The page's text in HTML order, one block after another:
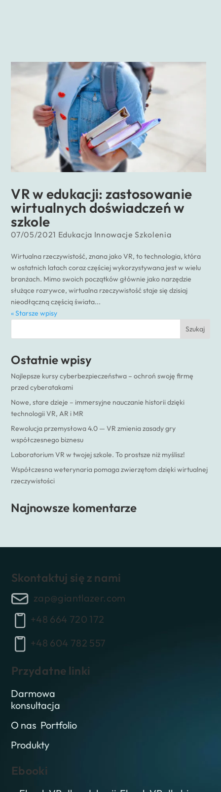
VR w edukacji: zastosowanie
wirtualnych doświadczeń w
szkole
07/05/2021 Edukacja Innowacje Szkolenia
Wirtualna rzeczywistość, znana jako VR, to technologia, która
w ostatnich latach coraz częściej wykorzystywana jest w wielu
branżach. Mimo swoich początków głównie jako narzędzie
służące rozrywce, wirtualna rzeczywistość staje się dzisiaj
nieodłączną częścią świata...
« Starsze wpisy
Ostatnie wpisy
Najlepsze kursy cyberbezpieczeństwa – ochroń swoję firmę
przed cyberatakami
Nowe, stare dzieje – immersyjne nauczanie historii dzięki
technologii VR, AR i MR
Rewolucja przemysłowa 4.0 — VR zmienia zasady gry
współczesnego biznesu
Laboratorium VR w twojej szkole. To prostsze niż myślisz!
Współczesna weterynaria pomaga zwierzętom dzięki wirtualnej
rzeczywistości
Najnowsze komentarze
Skontaktuj się z nami
zap@giantlazer.com
+48 664 720 172
+48 604 782 557
Przydatne linki
Darmowa
konsultacja
O nas Portfolio
Produkty
Ebooki